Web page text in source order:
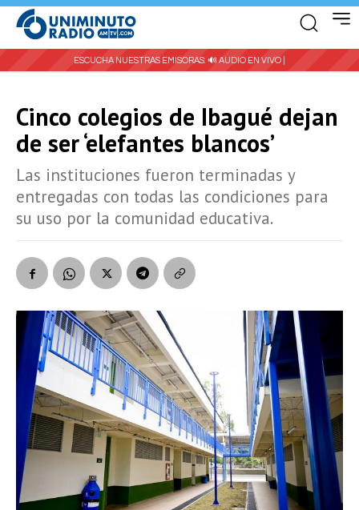
ESCUCHA NUESTRAS EMISORAS: 🔊 AUDIO EN VIVO |
Cinco colegios de Ibagué dejan
de ser ‘elefantes blancos’
Las instituciones fueron terminadas y
entregadas con todas las condiciones para
su uso por la comunidad educativa.